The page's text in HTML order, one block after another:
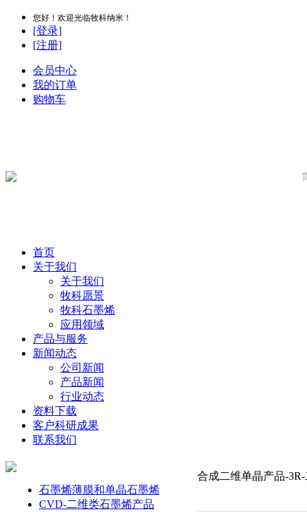
您好！欢迎光临牧科纳米！
[登录]
[注册]
会员中心
我的订单
购物车
首页
关于我们
关于我们
牧科愿景
牧科石墨烯
应用领域
产品与服务
新闻动态
公司新闻
产品新闻
行业动态
资料下载
客户科研成果
联系我们
石墨烯薄膜和单晶石墨烯
CVD-二维类石墨烯产品
合成二维单晶产品-